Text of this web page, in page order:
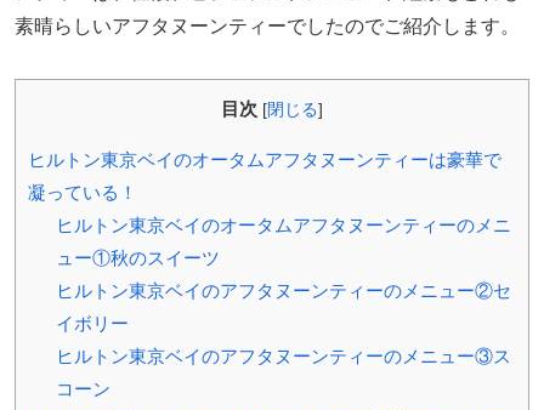
素晴らしいアフタヌーンティーでしたのでご紹介します。
目次 [閉じる]
ヒルトン東京ベイのオータムアフタヌーンティーは豪華で
凝っている！
ヒルトン東京ベイのオータムアフタヌーンティーのメニ
ュー①秋のスイーツ
ヒルトン東京ベイのアフタヌーンティーのメニュー②セ
イボリー
ヒルトン東京ベイのアフタヌーンティーのメニュー③ス
コーン